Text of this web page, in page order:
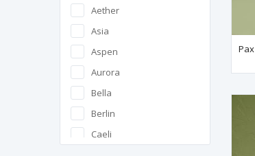
Aether
Asia
Aspen
Aurora
Bella
Berlin
Caeli